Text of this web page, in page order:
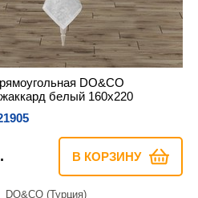
DO&CO
белый 160х220
В КОРЗИНУ
DO&CO (Турция)